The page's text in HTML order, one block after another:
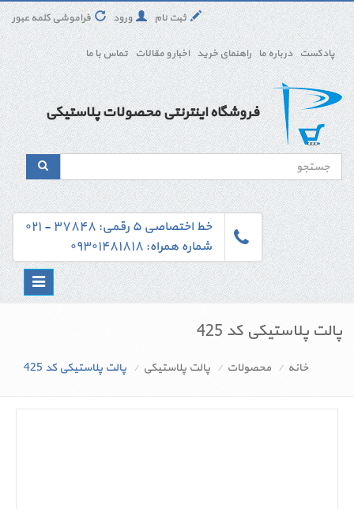
ثبت نام ورود فراموشی کلمه عبور
پادکست درباره ما راهنمای خرید اخبار و مقالات تماس با ما
فروشگاه اینترنتی محصولات پلاستیکی
خط اختصاصی ۵ رقمی: ۳۷۸۴۸ - ۰۲۱
شماره همراه: ۰۹۳۰۱۴۸۱۸۱۸
Toggle
پالت پلاستیکی کد 425
خانه محصولات پالت پلاستیکی پالت پلاستیکی کد 425